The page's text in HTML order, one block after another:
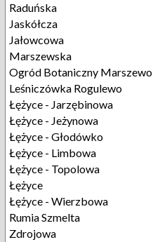
Raduńska
Jaskółcza
Jałowcowa
Marszewska
Ogród Botaniczny Marszewo
Leśniczówka Rogulewo
Łężyce - Jarzębinowa
Łężyce - Jeżynowa
Łężyce - Głodówko
Łężyce - Limbowa
Łężyce - Topolowa
Łężyce
Łężyce - Wierzbowa
Rumia Szmelta
Zdrojowa